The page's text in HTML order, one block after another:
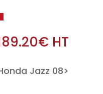
€HT
Jazz 08>